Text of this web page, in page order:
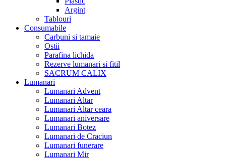
Argint
Tablouri
Consumabile
Carbuni si tamaie
Ostii
Parafina lichida
Rezerve lumanari si fitil
SACRUM CALIX
Lumanari
Lumanari Advent
Lumanari Altar
Lumanari Altar ceara
Lumanari aniversare
Lumanari Botez
Lumanari de Craciun
Lumanari funerare
Lumanari Mir